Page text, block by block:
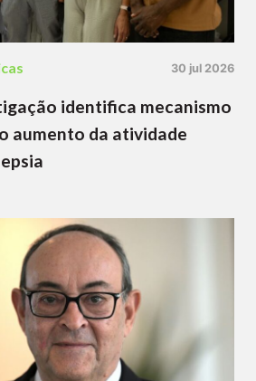
30 jul 2026
identifica mecanismo
aumento da atividade